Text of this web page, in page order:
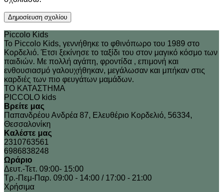
Piccolo Kids
Το Piccolo Kids, γεννήθηκε το φθινόπωρο του 1989 στo
Κορδελιό. Έτσι ξεκίνησε το ταξίδι του στον μαγικό κόσμο των
παιδιών. Με πολλή αγάπη, φροντίδα , επιμονή και
ενθουσιασμό γαλουχήθηκαν, μεγάλωσαν και μπήκαν στις
καρδιές των πιο φευγάτων μαμάδων.
ΤΟ ΚΑΤΑΣΤΗΜΑ
PICCOLO kids
Βρείτε μας
Παπανδρέου Ανδρέα 87, Ελευθέριο Κορδελιό, 56334,
Θεσσαλονίκη
Καλέστε μας
2310763561
6986838248
Ωράριο
Δευτ.-Τετ. 09:00- 15:00
Τρ.-Πεμ-Παρ. 09:00 - 14:00 / 17:00 - 21:00
Xρήσιμα